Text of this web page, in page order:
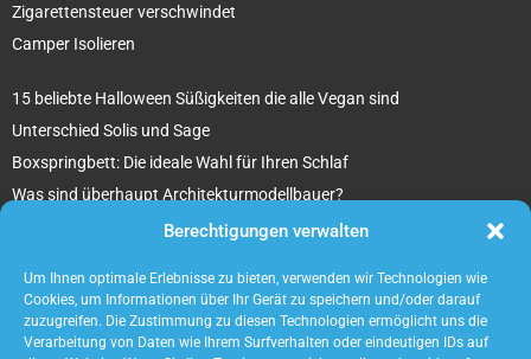
Berechtigungen verwalten
Um Ihnen optimale Erlebnisse zu bieten, verwenden wir Technologien wie
Cookies, um Informationen über Ihr Gerät zu speichern und/oder darauf
zuzugreifen. Die Zustimmung zu diesen Technologien ermöglicht uns die
Verarbeitung von Daten wie Ihrem Surfverhalten oder eindeutigen IDs auf
Zigarettensteuer verschwindet
Camper Isolieren
15 beliebte Halloween Süßigkeiten die alle Vegan sind
Unterschied Solis und Sage
Boxspringbett: Die ideale Wahl für Ihren Schlaf
Was sind überhaupt Architekturmodellbauer?
Tipps für Ihr beton ciré Badezimmer